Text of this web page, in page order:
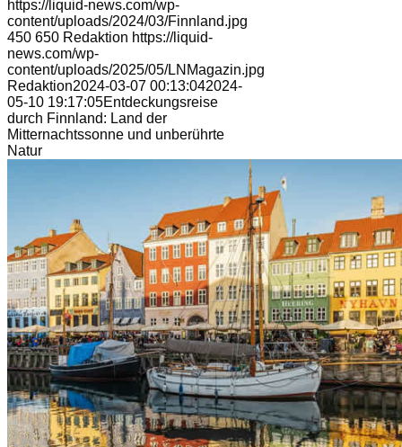
https://liquid-news.com/wp-
content/uploads/2024/03/Finnland.jpg
450 650 Redaktion https://liquid-
news.com/wp-
content/uploads/2025/05/LNMagazin.jpg
Redaktion2024-03-07 00:13:042024-
05-10 19:17:05Entdeckungsreise
durch Finnland: Land der
Mitternachtssonne und unberührte
Natur